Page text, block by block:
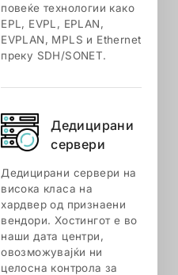
повеќе технологии како
EPL, EVPL, EPLAN,
EVPLAN, MPLS и Ethernet
преку SDH/SONET.
Дедицирани
сервери
Дедицирани сервери на
висока класа на
хардвер од признаени
вендори. Хостингот е во
наши дата центри,
овозможувајќи ни
целосна контрола за